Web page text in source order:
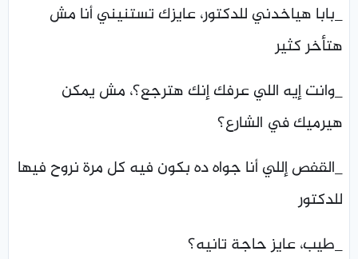
_بابا هياخدني للدكتور، عايزك تستنيني أنا مش
هتأخر كثير
_وانت إيه اللي عرفك إنك هترجع؟، مش يمكن
هيرميك في الشارع؟
_القفص إللي أنا جواه ده بكون فيه كل مرة نروح فيها
للدكتور
_طيب، عايز حاجة تانيه؟